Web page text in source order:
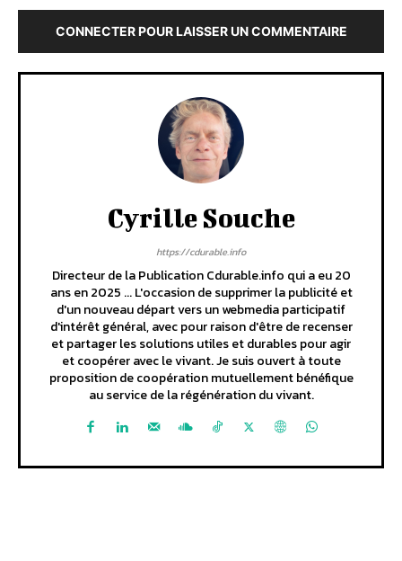
CONNECTER POUR LAISSER UN COMMENTAIRE
Cyrille Souche
https://cdurable.info
Directeur de la Publication Cdurable.info qui a eu 20
ans en 2025 ... L'occasion de supprimer la publicité et
d'un nouveau départ vers un webmedia participatif
d'intérêt général, avec pour raison d'être de recenser
et partager les solutions utiles et durables pour agir
et coopérer avec le vivant. Je suis ouvert à toute
proposition de coopération mutuellement bénéfique
au service de la régénération du vivant.